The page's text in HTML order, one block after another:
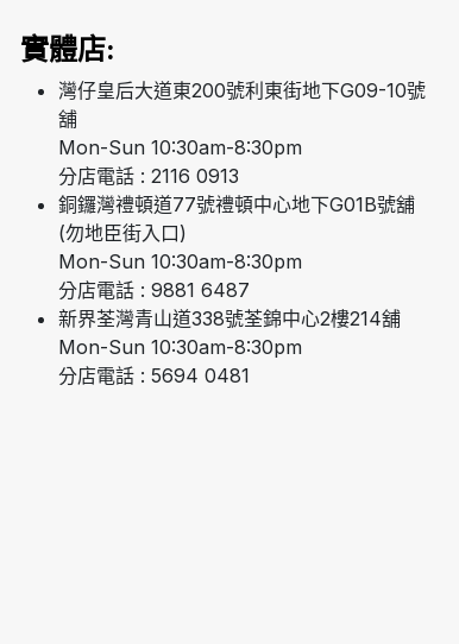
實體店:
灣仔皇后大道東200號利東街地下G09-10號
舖
Mon-Sun 10:30am-8:30pm
分店電話 : 2116 0913
銅鑼灣禮頓道77號禮頓中心地下G01B號舖
(勿地臣街入口)
Mon-Sun 10:30am-8:30pm
分店電話 : 9881 6487
新界荃灣青山道338號荃錦中心2樓214舖
Mon-Sun 10:30am-8:30pm
分店電話 : 5694 0481